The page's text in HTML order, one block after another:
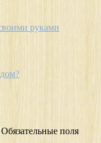
руками
Обязательные поля